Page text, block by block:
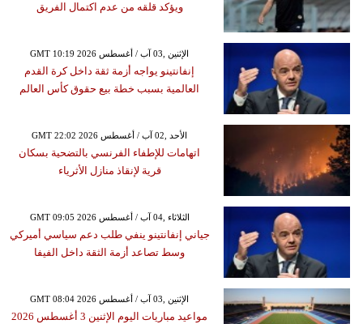
ويؤكد قلقه من عدم اكتمال الفريق
GMT 10:19 2026 الإثنين ,03 آب / أغسطس
إنفانتينو يواجه أزمة ثقة داخل كرة القدم
العالمية بسبب خطة بيع حقوق كأس العالم
GMT 22:02 2026 الأحد ,02 آب / أغسطس
اتهامات للإطفاء الفرنسي بالتضحية بسكان
قرية لإنقاذ منازل الأثرياء
GMT 09:05 2026 الثلاثاء ,04 آب / أغسطس
جياني إنفانتينو ينفي طلب دعم سياسي أميركي
وسط تصاعد أزمة الثقة داخل الفيفا
GMT 08:04 2026 الإثنين ,03 آب / أغسطس
مواعيد مباريات اليوم الإثنين 3 أغسطس 2026